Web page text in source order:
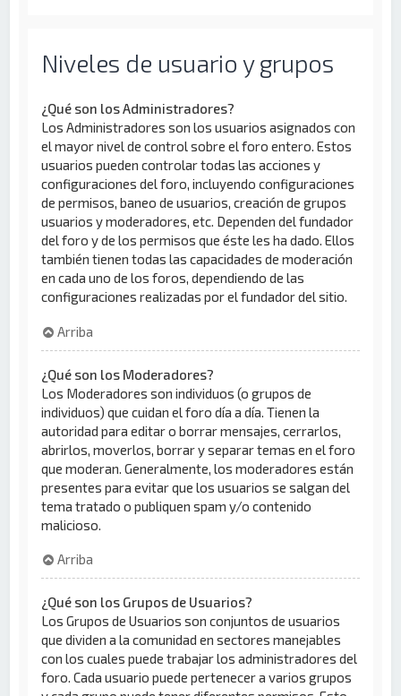
Niveles de usuario y grupos
¿Qué son los Administradores?
Los Administradores son los usuarios asignados con
el mayor nivel de control sobre el foro entero. Estos
usuarios pueden controlar todas las acciones y
configuraciones del foro, incluyendo configuraciones
de permisos, baneo de usuarios, creación de grupos
usuarios y moderadores, etc. Dependen del fundador
del foro y de los permisos que éste les ha dado. Ellos
también tienen todas las capacidades de moderación
en cada uno de los foros, dependiendo de las
configuraciones realizadas por el fundador del sitio.
Arriba
¿Qué son los Moderadores?
Los Moderadores son individuos (o grupos de
individuos) que cuidan el foro día a día. Tienen la
autoridad para editar o borrar mensajes, cerrarlos,
abrirlos, moverlos, borrar y separar temas en el foro
que moderan. Generalmente, los moderadores están
presentes para evitar que los usuarios se salgan del
tema tratado o publiquen spam y/o contenido
malicioso.
Arriba
¿Qué son los Grupos de Usuarios?
Los Grupos de Usuarios son conjuntos de usuarios
que dividen a la comunidad en sectores manejables
con los cuales puede trabajar los administradores del
foro. Cada usuario puede pertenecer a varios grupos